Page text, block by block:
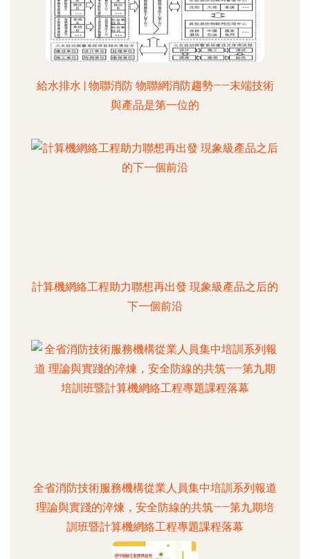
給水排水 | 物聯消防 物聯網消防趨勢——末端技術
與產品是第一位的
計算機網絡工程助力聯想再出發 現象級產品之后的
下一個前沿
全省消防技術服務機構從業人員集中培訓系列報道
理論與實踐的淬煉，安全防線的共筑——第九期培
訓班暨計算機網絡工程專題課程落幕